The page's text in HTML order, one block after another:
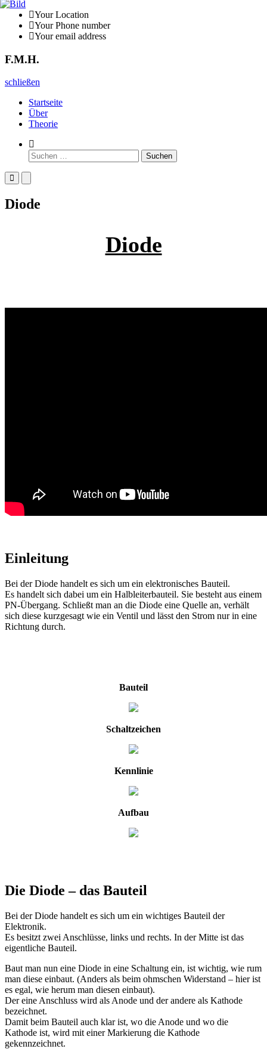
Zurück
zum
Inhalt
Your Location
Your Phone number
Your email address
F.M.H.
schließen
Startseite
Über
Theorie
Such-
Formular
ansehen
Suchen
nach:
Primäres
Menü
mobile
Menü
Desktop
Diode
Diode
Einleitung
Bei der Diode handelt es sich um ein elektronisches Bauteil.
Es handelt sich dabei um ein Halbleiterbauteil. Sie besteht aus einem
PN-Übergang. Schließt man an die Diode eine Quelle an, verhält
sich diese kurzgesagt wie ein Ventil und lässt den Strom nur in eine
Richtung durch.
Bauteil
Schaltzeichen
Kennlinie
Aufbau
Die Diode – das Bauteil
Bei der Diode handelt es sich um ein wichtiges Bauteil der
Elektronik.
Es besitzt zwei Anschlüsse, links und rechts. In der Mitte ist das
eigentliche Bauteil.
Baut man nun eine Diode in eine Schaltung ein, ist wichtig, wie rum
man diese einbaut. (Anders als beim ohmschen Widerstand – hier ist
es egal, wie herum man diesen einbaut).
Der eine Anschluss wird als Anode und der andere als Kathode
bezeichnet.
Damit beim Bauteil auch klar ist, wo die Anode und wo die
Kathode ist, wird mit einer Markierung die Kathode
gekennzeichnet.